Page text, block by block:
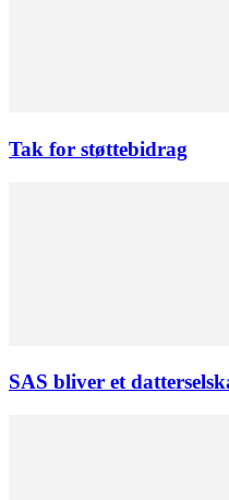
Tak for støttebidrag
SAS bliver et